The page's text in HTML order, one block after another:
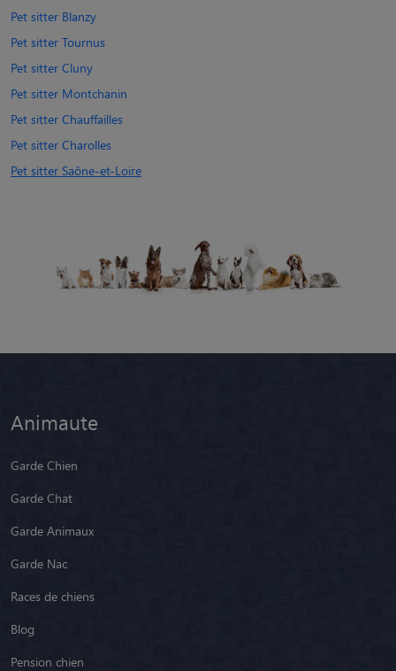
Pet sitter Blanzy
Pet sitter Tournus
Pet sitter Cluny
Pet sitter Montchanin
Pet sitter Chauffailles
Pet sitter Charolles
Pet sitter Saône-et-Loire
Animaute
Garde Chien
Garde Chat
Garde Animaux
Garde Nac
Races de chiens
Blog
Pension chien